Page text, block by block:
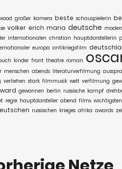
großer kamera beste schauspielerin
volker erich maria deutsche
internationalen christian hauptdarstellerin
europa antikriegsfilm
kinder front theatre roman
menschen abends literaturverfilmung
verliehen stark filmmusik welt verfilmung
gewonnen berlin russische kampf
regie hauptdarsteller abend films wichtigsten
russischen krieges afrika awards